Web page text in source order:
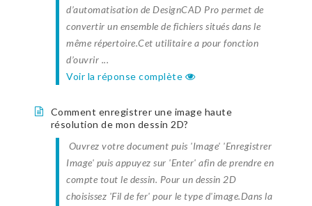
d’automatisation de DesignCAD Pro permet de
convertir un ensemble de fichiers situés dans le
même répertoire.Cet utilitaire a pour fonction
d’ouvrir ...
Voir la réponse complète
Comment enregistrer une image haute
résolution de mon dessin 2D?
Ouvrez votre document puis 'Image' 'Enregistrer
Image' puis appuyez sur 'Enter' afin de prendre en
compte tout le dessin. Pour un dessin 2D
choisissez 'Fil de fer' pour le type d'image.Dans la